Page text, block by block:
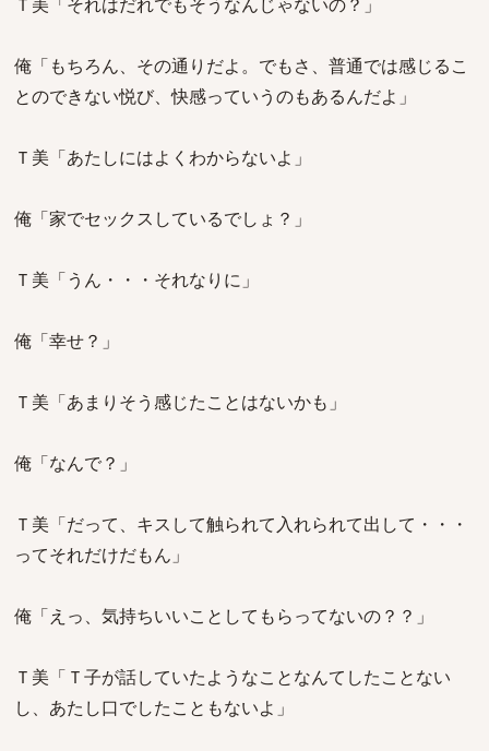
俺「もちろん、その通りだよ。でもさ、普通では感じるこ
とのできない悦び、快感っていうのもあるんだよ」
Ｔ美「あたしにはよくわからないよ」
俺「家でセックスしているでしょ？」
Ｔ美「うん・・・それなりに」
俺「幸せ？」
Ｔ美「あまりそう感じたことはないかも」
俺「なんで？」
Ｔ美「だって、キスして触られて入れられて出して・・・
ってそれだけだもん」
俺「えっ、気持ちいいことしてもらってないの？？」
Ｔ美「Ｔ子が話していたようなことなんてしたことない
し、あたし口でしたこともないよ」